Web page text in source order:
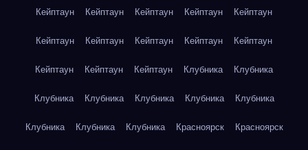
Кейптаун Кейптаун Кейптаун Кейптаун Кейптаун
Кейптаун Кейптаун Кейптаун Кейптаун Кейптаун
Кейптаун Кейптаун Кейптаун Клубника Клубника
Клубника Клубника Клубника Клубника Клубника
Клубника Клубника Клубника Красноярск Красноярск